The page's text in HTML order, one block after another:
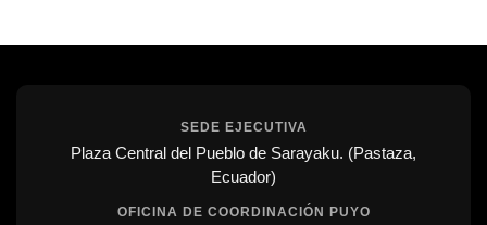
SEDE EJECUTIVA
Plaza Central del Pueblo de Sarayaku. (Pastaza,
Ecuador)
OFICINA DE COORDINACIÓN PUYO